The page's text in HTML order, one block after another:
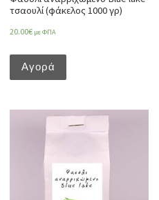
τσαουλί (φάκελος 1000 γρ)
20.00€ με ΦΠΑ
Αγορά